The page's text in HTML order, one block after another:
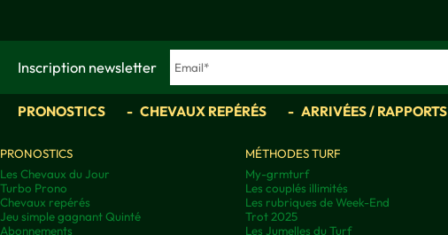
Inscription newsletter
PRONOSTICS CHEVAUX REPÉRÉS ARRIVÉES / RAPPORTS
PRONOSTICS
Les Chevaux du Jour
Turbo Prono
Chevaux repérés
Jeu simple gagnant Quinté
Abonnements
MÉTHODES TURF
My-grmturf
Les couplés illimités
Les rubriques de Week-End
Trot 2025
Les Jumelles du Turf